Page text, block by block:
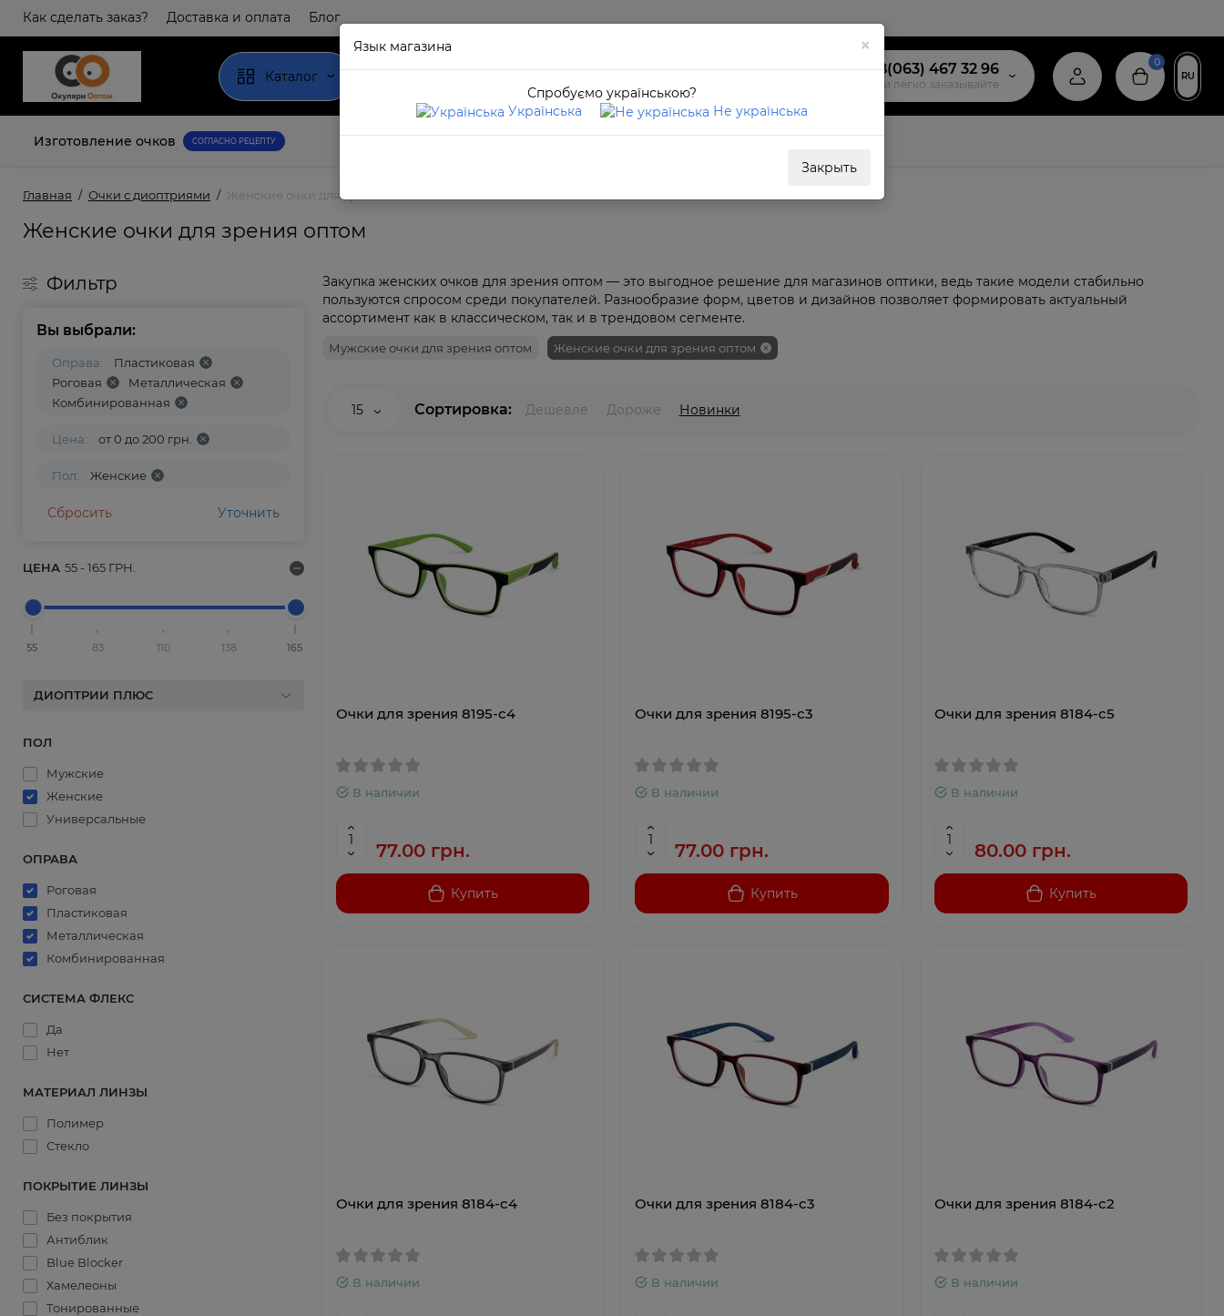
Как сделать заказ? Доставка и оплата Блог
Каталог +38(063) 467 32 96
звоните и легко заказывайте
0
RU
Изготовление очков СОГЛАСНО РЕЦЕПТУ
Главная Очки с диоптриями Женские очки для зрения оптом
Женские очки для зрения оптом
Фильтр
Вы выбрали:
Оправа:
Пластиковая
Роговая
Металлическая
Комбинированная
Цена: от 0 до 200 грн.
Пол: Женские
Сбросить Уточнить
55 - 165 ГРН.
ЦЕНА
55 83 110 138 165
ДИОПТРИИ ПЛЮС
ПОЛ
Мужские
Женские
Универсальные
ОПРАВА
Роговая
Пластиковая
Металлическая
Комбинированная
СИСТЕМА ФЛЕКС
Да
Нет
МАТЕРИАЛ ЛИНЗЫ
Полимер
Стекло
ПОКРЫТИЕ ЛИНЗЫ
Без покрытия
Антиблик
Blue Blocker
Хамелеоны
Тонированные
×
Язык магазина
Спробуємо українською?
Українська
Не українська
Закрыть
Закупка женских очков для зрения оптом — это выгодное решение для магазинов оптики, ведь такие модели стабильно
пользуются спросом среди покупателей. Разнообразие форм, цветов и дизайнов позволяет формировать актуальный
ассортимент как в классическом, так и в трендовом сегменте.
Мужские очки для зрения оптом Женские очки для зрения оптом
15 Сортировка: Дешевле Дороже Новинки
Очки для зрения 8195-с4
В наличии
77.00 грн.
Купить
Очки для зрения 8195-с3
В наличии
77.00 грн.
Купить
Очки для зрения 8184-c5
В наличии
80.00 грн.
Купить
Очки для зрения 8184-c4
В наличии
Очки для зрения 8184-c3
В наличии
Очки для зрения 8184-c2
В наличии